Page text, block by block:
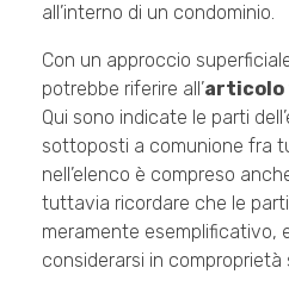
all’interno di un condominio.
Con un approccio
potrebbe riferire all’articolo
Qui sono indicate le parti
sottoposti a comunione fra
nell’elenco è compreso
tuttavia ricordare che le
meramente esemplificativo,
considerarsi in comproprietà